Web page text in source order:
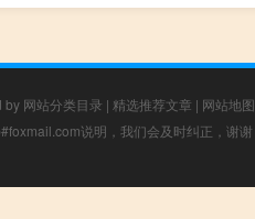
by 网站分类目录 | 精选推荐文章 | 网站地图
说明，我们会及时纠正，谢谢